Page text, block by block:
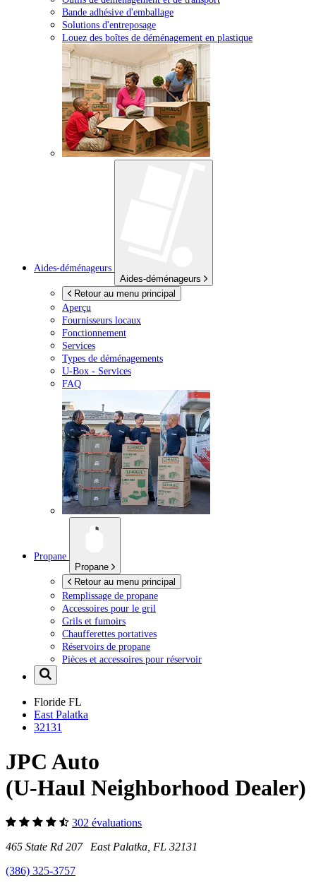
Bande adhésive d'emballage
Solutions d'entreposage
Louez des boîtes de déménagement en plastique
Aides-déménageurs
Aides-déménageurs
Retour au menu principal
Aperçu
Fournisseurs locaux
Fonctionnement
Services
Types de déménagements
U-Box - Services
FAQ
Propane
Propane
Retour au menu principal
Remplissage de propane
Accessoires pour le gril
Grils et fumoirs
Chaufferettes portatives
Réservoirs de propane
Pièces et accessoires pour réservoir
Floride FL
East Palatka
32131
JPC Auto
(U-Haul Neighborhood Dealer)
302 évaluations
465 State Rd 207 East Palatka, FL 32131
(386) 325-3757